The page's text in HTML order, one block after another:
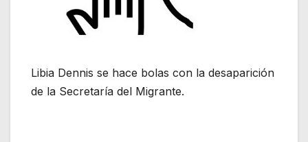
Libia Dennis se hace bolas con la desaparición
de la Secretaría del Migrante.